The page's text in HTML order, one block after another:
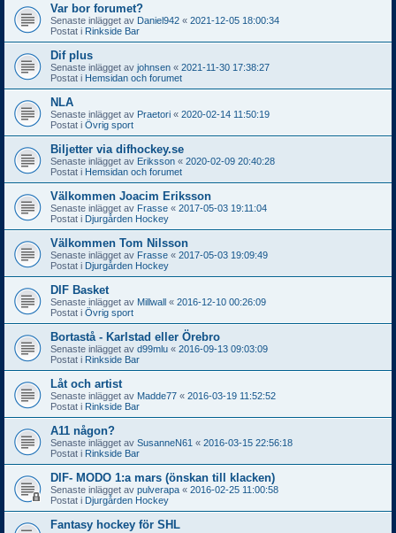
Var bor forumet?
Senaste inlägget av Daniel942 « 2021-12-05 18:00:34
Postat i Rinkside Bar
Dif plus
Senaste inlägget av johnsen « 2021-11-30 17:38:27
Postat i Hemsidan och forumet
NLA
Senaste inlägget av Praetori « 2020-02-14 11:50:19
Postat i Övrig sport
Biljetter via difhockey.se
Senaste inlägget av Eriksson « 2020-02-09 20:40:28
Postat i Hemsidan och forumet
Välkommen Joacim Eriksson
Senaste inlägget av Frasse « 2017-05-03 19:11:04
Postat i Djurgården Hockey
Välkommen Tom Nilsson
Senaste inlägget av Frasse « 2017-05-03 19:09:49
Postat i Djurgården Hockey
DIF Basket
Senaste inlägget av Millwall « 2016-12-10 00:26:09
Postat i Övrig sport
Bortastå - Karlstad eller Örebro
Senaste inlägget av d99mlu « 2016-09-13 09:03:09
Postat i Rinkside Bar
Låt och artist
Senaste inlägget av Madde77 « 2016-03-19 11:52:52
Postat i Rinkside Bar
A11 någon?
Senaste inlägget av SusanneN61 « 2016-03-15 22:56:18
Postat i Rinkside Bar
DIF- MODO 1:a mars (önskan till klacken)
Senaste inlägget av pulverapa « 2016-02-25 11:00:58
Postat i Djurgården Hockey
Fantasy hockey för SHL